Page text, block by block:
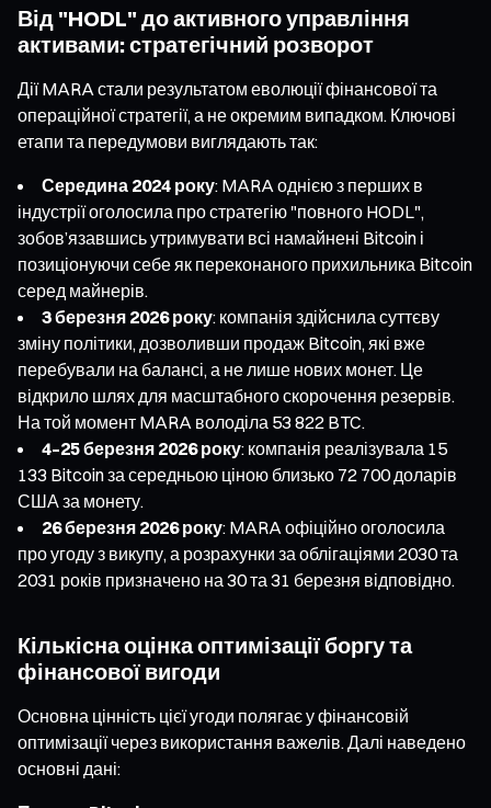
Від "HODL" до активного управління
активами: стратегічний розворот
Дії MARA стали результатом еволюції фінансової та
операційної стратегії, а не окремим випадком. Ключові
етапи та передумови виглядають так:
Середина 2024 року: MARA однією з перших в
індустрії оголосила про стратегію "повного HODL",
зобов’язавшись утримувати всі намайнені Bitcoin і
позиціонуючи себе як переконаного прихильника Bitcoin
серед майнерів.
3 березня 2026 року: компанія здійснила суттєву
зміну політики, дозволивши продаж Bitcoin, які вже
перебували на балансі, а не лише нових монет. Це
відкрило шлях для масштабного скорочення резервів.
На той момент MARA володіла 53 822 BTC.
4–25 березня 2026 року: компанія реалізувала 15
133 Bitcoin за середньою ціною близько 72 700 доларів
США за монету.
26 березня 2026 року: MARA офіційно оголосила
про угоду з викупу, а розрахунки за облігаціями 2030 та
2031 років призначено на 30 та 31 березня відповідно.
Кількісна оцінка оптимізації боргу та
фінансової вигоди
Основна цінність цієї угоди полягає у фінансовій
оптимізації через використання важелів. Далі наведено
основні дані: